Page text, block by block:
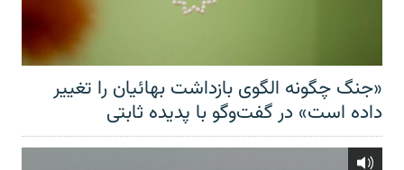
«جنگ چگونه الگوی بازداشت بهائیان را تغییر
داده است» در گفت‌وگو با پدیده ثابتی